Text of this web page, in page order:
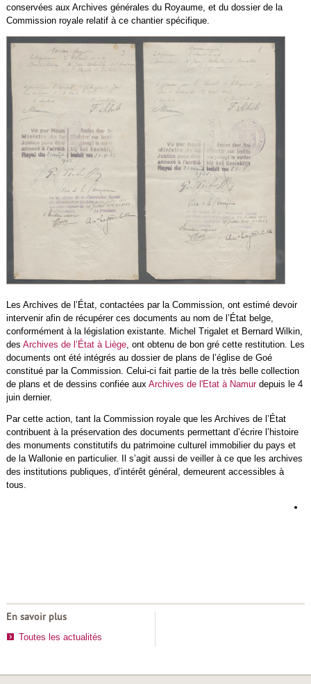
conservées aux Archives générales du Royaume, et du dossier de la
Commission royale relatif à ce chantier spécifique.
Les Archives de l’État, contactées par la Commission, ont estimé devoir
intervenir afin de récupérer ces documents au nom de l’État belge,
conformément à la législation existante. Michel Trigalet et Bernard Wilkin,
des Archives de l’État à Liège, ont obtenu de bon gré cette restitution. Les
documents ont été intégrés au dossier de plans de l’église de Goé
constitué par la Commission. Celui-ci fait partie de la très belle collection
de plans et de dessins confiée aux Archives de l'Etat à Namurdepuis le 4
juin dernier.
Par cette action, tant la Commission royale que les Archives de l’État
contribuent à la préservation des documents permettant d’écrire l’histoire
des monuments constitutifs du patrimoine culturel immobilier du pays et
de la Wallonie en particulier. Il s’agit aussi de veiller à ce que les archives
des institutions publiques, d’intérêt général, demeurent accessibles à
tous.
En savoir plus
Toutes les actualités